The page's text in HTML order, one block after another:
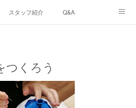
スタッフ紹介 Q&A
つくろう